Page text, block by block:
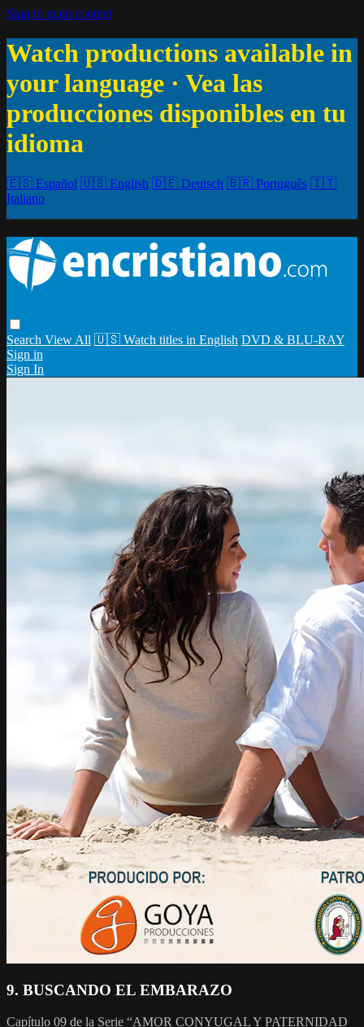
Skip to main content
Watch productions available in
your language · Vea las
producciones disponibles en tu
idioma
🇪🇸 Español 🇺🇸 English 🇩🇪 Deutsch 🇧🇷 Português 🇮🇹
Italiano
Search View All 🇺🇸 Watch titles in English DVD & BLU-RAY
Sign in
Sign In
9. BUSCANDO EL EMBARAZO
Capítulo 09 de la Serie “AMOR CONYUGAL Y PATERNIDAD